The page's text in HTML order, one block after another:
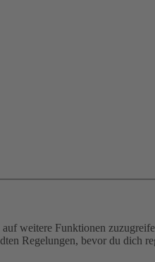
weitere Funktionen
Regelungen, bevor du dich